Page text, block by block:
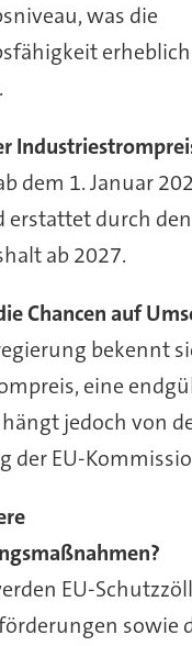
was die
erheblich
dem 1. Januar
erstattet durch den
ab 2027.
Chancen auf
bekennt
eine
jedoch von
der EU-
EU-
sowie